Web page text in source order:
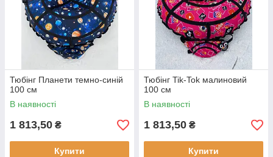
Тюбінг Планети темно-синій
100 см
В наявності
1 813,50 ₴
Купити
Тюбінг Tik-Tok малиновий
100 см
В наявності
1 813,50 ₴
Купити